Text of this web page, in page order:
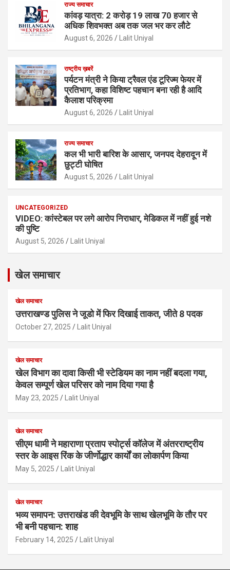
राज्य समाचार
कांवड़ यात्रा: 2 करोड़ 19 लाख 70 हजार से
अधिक शिवभक्त अब तक जल भर कर लौटे
August 6, 2026 Lalit Uniyal
राष्ट्रीय ख़बरें
पर्यटन मंत्री ने किया ट्रैवल एंड टूरिज्म फेयर में
प्रतिभाग, कहा विशिष्ट पहचान बना रही है आदि
कैलाश परिक्रमा
August 6, 2026 Lalit Uniyal
राज्य समाचार
कल भी भारी बारिश के आसार, जनपद देहरादून में
छुट्टी घोषित
August 5, 2026 Lalit Uniyal
UNCATEGORIZED
VIDEO: कांस्टेबल पर लगे आरोप निराधार, मेडिकल में नहीं हुई नशे
की पुष्टि
August 5, 2026 Lalit Uniyal
खेल समाचार
खेल समाचार
उत्तराखण्ड पुलिस ने जूडो में फिर दिखाई ताकत, जीते 8 पदक
October 27, 2025 Lalit Uniyal
खेल समाचार
खेल विभाग का दावा किसी भी स्टेडियम का नाम नहीं बदला गया,
केवल सम्पूर्ण खेल परिसर को नाम दिया गया है
May 23, 2025 Lalit Uniyal
खेल समाचार
सीएम धामी ने महाराणा प्रताप स्पोर्ट्स कॉलेज में अंतरराष्ट्रीय
स्तर के आइस रिंक के जीर्णोद्धार कार्यों का लोकार्पण किया
May 5, 2025 Lalit Uniyal
खेल समाचार
भव्य समापन: उत्तराखंड की देवभूमि के साथ खेलभूमि के तौर पर
भी बनी पहचान: शाह
February 14, 2025 Lalit Uniyal